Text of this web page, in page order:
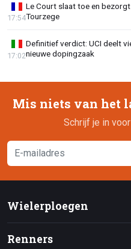
Le Court slaat toe en
Tourzege
17:54
Definitief verdict: UCI deelt
nieuwe dopingzaak
17:02
Mis niets van het
Schrijf je in
Wielerploegen
Renners